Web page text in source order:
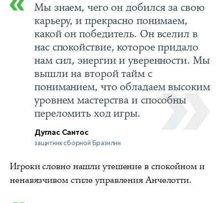
Мы знаем, чего он добился за свою
карьеру, и прекрасно понимаем,
какой он победитель. Он вселил в
нас спокойствие, которое придало
нам сил, энергии и уверенности. Мы
вышли на второй тайм с
пониманием, что обладаем высоким
уровнем мастерства и способны
переломить ход игры.
Дуглас Сантос
защитник сборной Бразилии
Игроки словно нашли утешение в спокойном и
ненавязчивом стиле управления Анчелотти.